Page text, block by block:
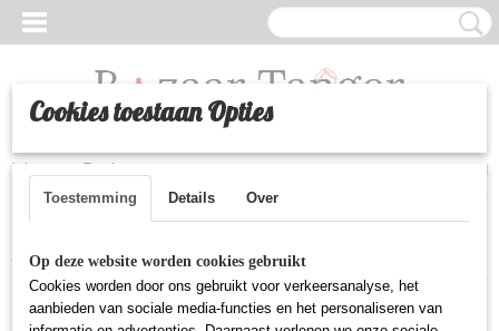
Inloggen Registreren
Home >Huishoudelijke artikelen>Deegsnijder (chebakia)
Cookies toestaan Opties
Toestemming Details Over
Op deze website worden cookies gebruikt
Cookies worden door ons gebruikt voor verkeersanalyse, het
aanbieden van sociale media-functies en het personaliseren van